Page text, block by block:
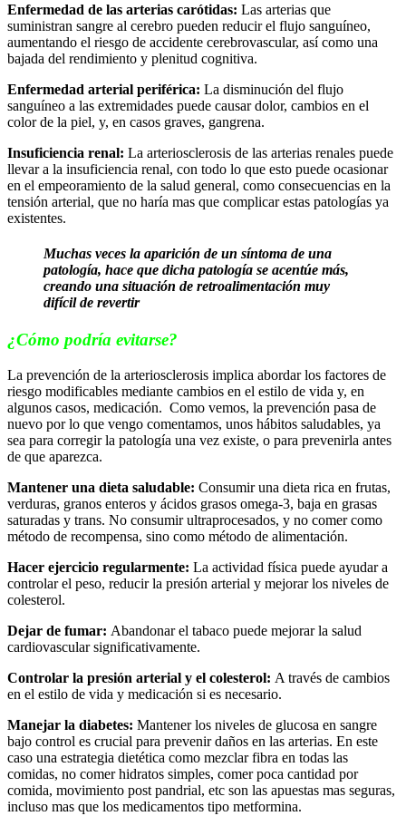
Enfermedad de las arterias carótidas: Las arterias que
suministran sangre al cerebro pueden reducir el flujo sanguíneo,
aumentando el riesgo de accidente cerebrovascular, así como una
bajada del rendimiento y plenitud cognitiva.
Enfermedad arterial periférica: La disminución del flujo
sanguíneo a las extremidades puede causar dolor, cambios en el
color de la piel, y, en casos graves, gangrena.
Insuficiencia renal: La arteriosclerosis de las arterias renales puede
llevar a la insuficiencia renal, con todo lo que esto puede ocasionar
en el empeoramiento de la salud general, como consecuencias en la
tensión arterial, que no haría mas que complicar estas patologías ya
existentes.
Muchas veces la aparición de un síntoma de una
patología, hace que dicha patología se acentúe más,
creando una situación de retroalimentación muy
difícil de revertir
¿Cómo podría evitarse?
La prevención de la arteriosclerosis implica abordar los factores de
riesgo modificables mediante cambios en el estilo de vida y, en
algunos casos, medicación. Como vemos, la prevención pasa de
nuevo por lo que vengo comentamos, unos hábitos saludables, ya
sea para corregir la patología una vez existe, o para prevenirla antes
de que aparezca.
Mantener una dieta saludable: Consumir una dieta rica en frutas,
verduras, granos enteros y ácidos grasos omega-3, baja en grasas
saturadas y trans. No consumir ultraprocesados, y no comer como
método de recompensa, sino como método de alimentación.
Hacer ejercicio regularmente: La actividad física puede ayudar a
controlar el peso, reducir la presión arterial y mejorar los niveles de
colesterol.
Dejar de fumar: Abandonar el tabaco puede mejorar la salud
cardiovascular significativamente.
Controlar la presión arterial y el colesterol: A través de cambios
en el estilo de vida y medicación si es necesario.
Manejar la diabetes: Mantener los niveles de glucosa en sangre
bajo control es crucial para prevenir daños en las arterias. En este
caso una estrategia dietética como mezclar fibra en todas las
comidas, no comer hidratos simples, comer poca cantidad por
comida, movimiento post pandrial, etc son las apuestas mas seguras,
incluso mas que los medicamentos tipo metformina.